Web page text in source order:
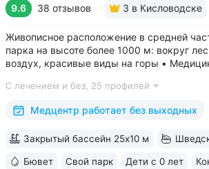
9.6 38 отзывов 3 в Кисловодске
Живописное расположение в средней
парка на высоте более 1000 м: вокруг
воздух, красивые виды на горы •
квалификации • Более 1000 видов
исследований. Есть диагностика...
С лечением и без, 25 профилей
Медцентр работает без выходных
Закрытый бассейн 25x10 м
Бювет Свой парк Дети с 0 лет